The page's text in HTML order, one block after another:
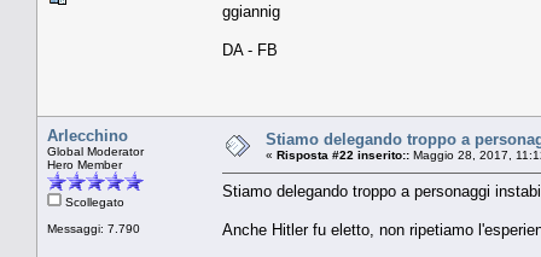
ggiannig
DA - FB
Arlecchino
Global Moderator
Hero Member
Scollegato
Messaggi: 7.790
Stiamo delegando troppo a
« Risposta #22 inserito:: Maggio 28, 2017,
Stiamo delegando troppo a personaggi
Anche Hitler fu eletto, non ripetiamo